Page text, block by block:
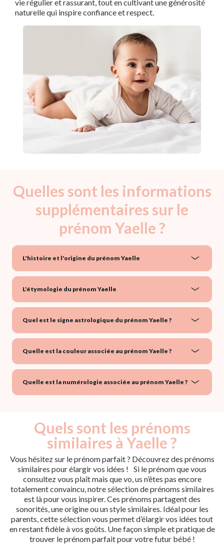
vie régulier et rassurant, tout en cultivant une générosité
naturelle qui inspire confiance et respect.
Quelles sont les informations
supplémentaires sur le
prénom Yaelle ?
L'histoire et l'origine du prénom Yaelle
L'étymologie du prénom Yaelle
Quel est le signe astrologique du prénom Yaelle ?
Quelle est la couleur associée au prénom Yaelle ?
Quelle est la numérologie associée au prénom Yaelle ?
Quels sont les prénoms
similaires à Yaelle ?
Vous hésitez sur le prénom parfait ? Découvrez des prénoms
similaires pour élargir vos idées ! Si le prénom que vous
consultez vous plaît mais que vo, us n’êtes pas encore
totalement convaincu, notre sélection de prénoms similaires
est là pour vous inspirer. Ces prénoms partagent des
sonorités, une origine ou un style similaires. Idéal pour les
parents, cette sélection vous permet d’élargir vos idées tout
en restant fidèle à vos goûts. Une façon simple et pratique de
trouver le prénom parfait pour votre futur bébé !